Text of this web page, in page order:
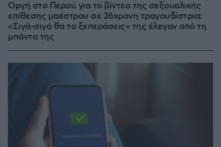
Οργή στο Περού για το βίντεο της σεξουαλικής
επίθεσης μαέστρου σε 26χρονη τραγουδίστρια:
«Σιγά-σιγά θα το ξεπεράσεις» της έλεγαν από τη
μπάντα της